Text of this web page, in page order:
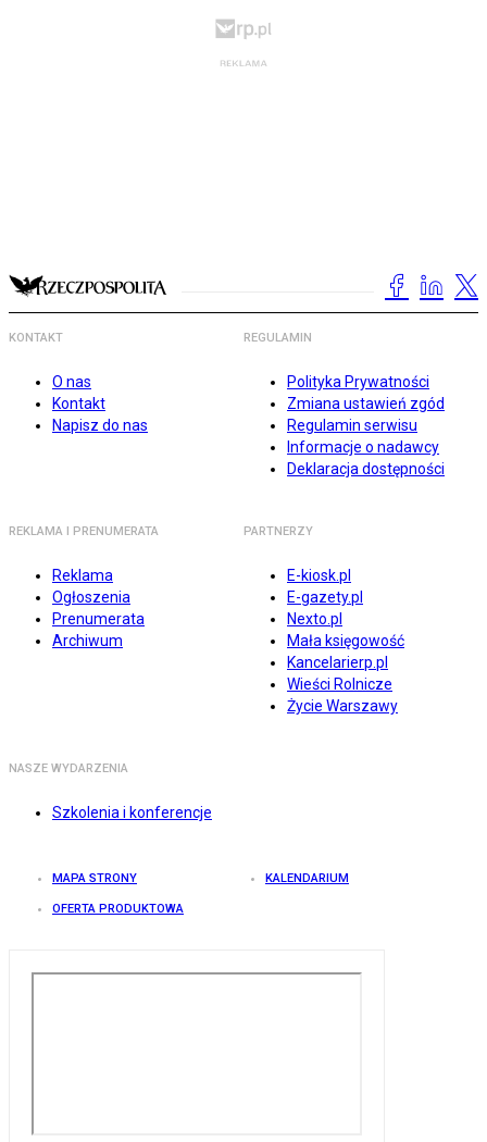
KONTAKT
O nas
Kontakt
Napisz do nas
REGULAMIN
Polityka Prywatności
Zmiana ustawień zgód
Regulamin serwisu
Informacje o nadawcy
Deklaracja dostępności
REKLAMA I PRENUMERATA
Reklama
Ogłoszenia
Prenumerata
Archiwum
PARTNERZY
E-kiosk.pl
E-gazety.pl
Nexto.pl
Mała księgowość
Kancelarierp.pl
Wieści Rolnicze
Życie Warszawy
NASZE WYDARZENIA
Szkolenia i konferencje
MAPA STRONY KALENDARIUM
OFERTA PRODUKTOWA